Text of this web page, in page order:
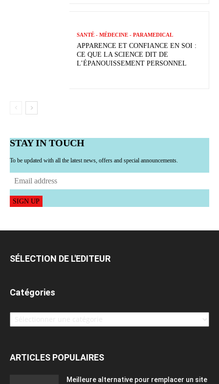
SANTÉ - MÉDECINE - PARAMEDICAL
APPARENCE ET CONFIANCE EN SOI :
CE QUE LA SCIENCE DIT DE
L’ÉPANOUISSEMENT PERSONNEL
STAY IN TOUCH
To be updated with all the latest news, offers and special announcements.
SIGN UP
SÉLECTION DE L'EDITEUR
Catégories
Catégories
ARTICLES POPULAIRES
Meilleure alternative pour remplacer un site